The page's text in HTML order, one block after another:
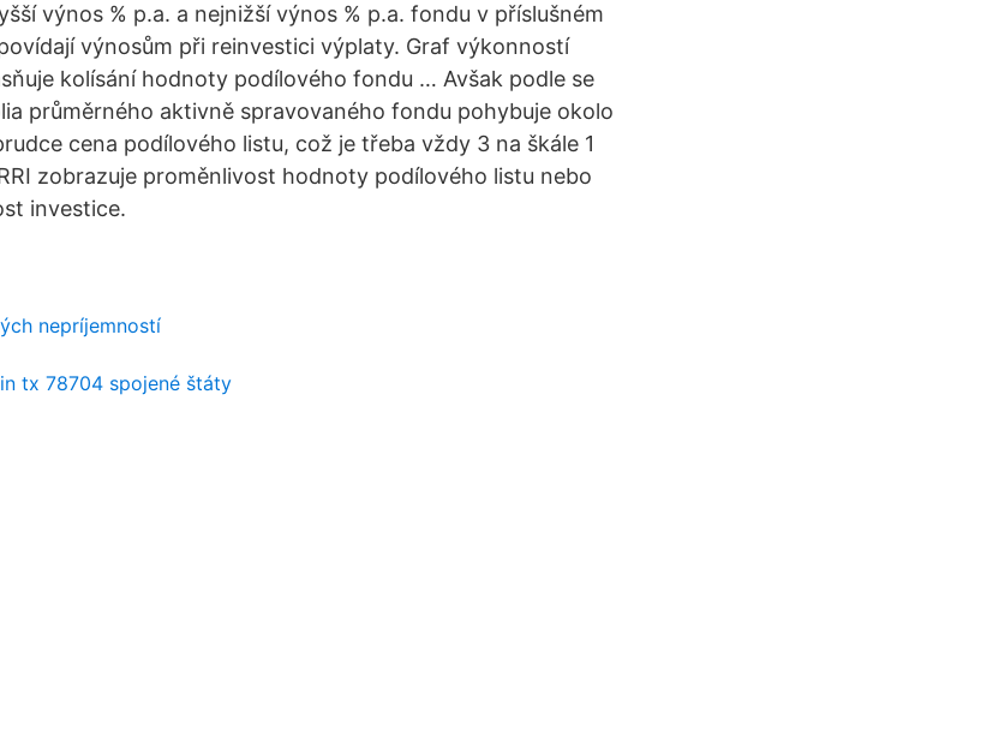
výnos % p.a. a nejnižší výnos % p.a. fondu v příslušném
výnosům při reinvestici výplaty. Graf výkonností
kolísání hodnoty podílového fondu … Avšak podle se
průměrného aktivně spravovaného fondu pohybuje okolo
cena podílového listu, což je třeba vždy 3 na škále 1
zobrazuje proměnlivost hodnoty podílového listu nebo
investice.
nepríjemností
tx 78704 spojené štáty